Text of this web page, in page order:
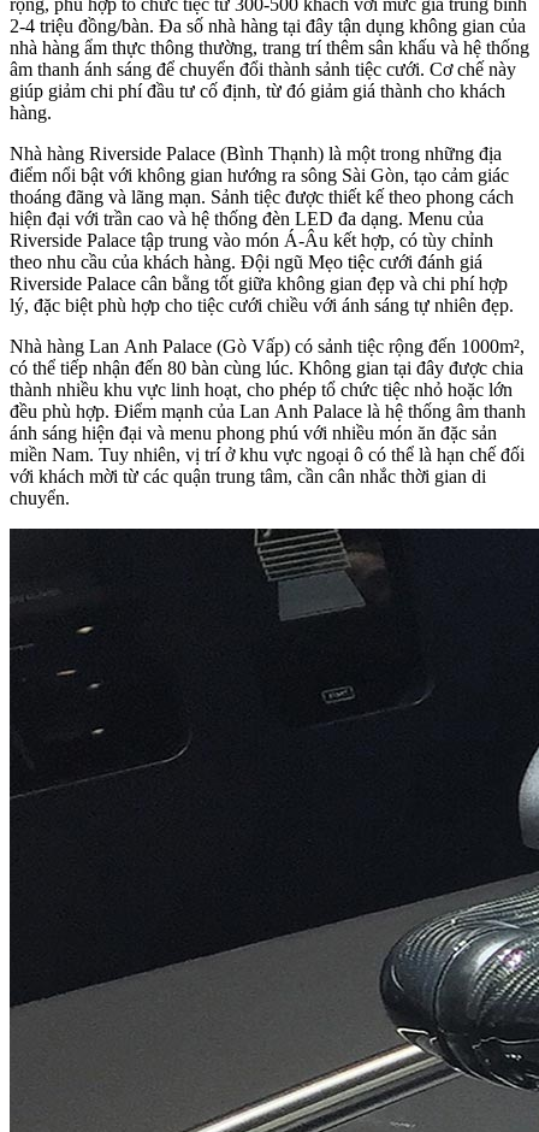
rộng, phù hợp tổ chức tiệc từ 300-500 khách với mức giá trung bình
2-4 triệu đồng/bàn. Đa số nhà hàng tại đây tận dụng không gian của
nhà hàng ẩm thực thông thường, trang trí thêm sân khấu và hệ thống
âm thanh ánh sáng để chuyển đổi thành sảnh tiệc cưới. Cơ chế này
giúp giảm chi phí đầu tư cố định, từ đó giảm giá thành cho khách
hàng.
Nhà hàng Riverside Palace (Bình Thạnh) là một trong những địa
điểm nổi bật với không gian hướng ra sông Sài Gòn, tạo cảm giác
thoáng đãng và lãng mạn. Sảnh tiệc được thiết kế theo phong cách
hiện đại với trần cao và hệ thống đèn LED đa dạng. Menu của
Riverside Palace tập trung vào món Á-Âu kết hợp, có tùy chỉnh
theo nhu cầu của khách hàng. Đội ngũ Mẹo tiệc cưới đánh giá
Riverside Palace cân bằng tốt giữa không gian đẹp và chi phí hợp
lý, đặc biệt phù hợp cho tiệc cưới chiều với ánh sáng tự nhiên đẹp.
Nhà hàng Lan Anh Palace (Gò Vấp) có sảnh tiệc rộng đến 1000m²,
có thể tiếp nhận đến 80 bàn cùng lúc. Không gian tại đây được chia
thành nhiều khu vực linh hoạt, cho phép tổ chức tiệc nhỏ hoặc lớn
đều phù hợp. Điểm mạnh của Lan Anh Palace là hệ thống âm thanh
ánh sáng hiện đại và menu phong phú với nhiều món ăn đặc sản
miền Nam. Tuy nhiên, vị trí ở khu vực ngoại ô có thể là hạn chế đối
với khách mời từ các quận trung tâm, cần cân nhắc thời gian di
chuyển.